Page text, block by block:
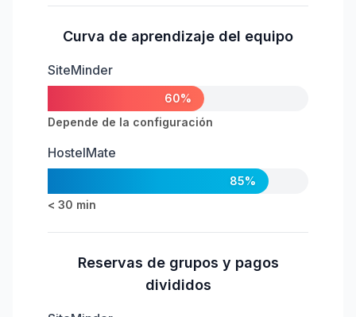
Curva de aprendizaje del equipo
SiteMinder
60%
Depende de la configuración
HostelMate
85%
< 30 min
Reservas de grupos y pagos
divididos